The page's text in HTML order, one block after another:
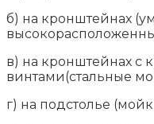
б) на кронштейнах
в) на кронштейнах с
винтами(стальные
г) на подстолье